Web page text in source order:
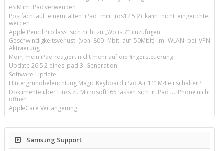
eSIM im iPad verwenden
Postfach auf einem alten iPad mini (os12.5.2) kann nicht eingerichtet
werden
Apple Pencil Pro lässt sich nicht zu „Wo ist?“ hinzufügen
Geschwindigkeitsverlust (von 800 Mbit auf 50Mbit) im WLAN bei VPN
Aktivierung
Moin, mein iPad reagiert nicht mehr auf die fingersteuerung
Update 26.5.2 eines ipad 3. Generation
Software-Update
Hintergrundbeleuchtung Magic Keyboard iPad Air 11’’ M4 einschalten?
Dokumente über Links zu Microsoft365 lassen sich in iPad u. iPhone nicht
öffnen
AppleCare Verlängerung
Samsung Support